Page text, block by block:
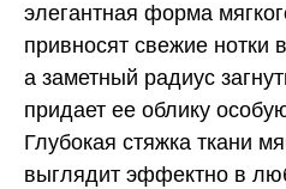
элегантная форма
привносят свежие нотки
а заметный радиус
придает ее облику
Глубокая стяжка ткани
выглядит эффектно в